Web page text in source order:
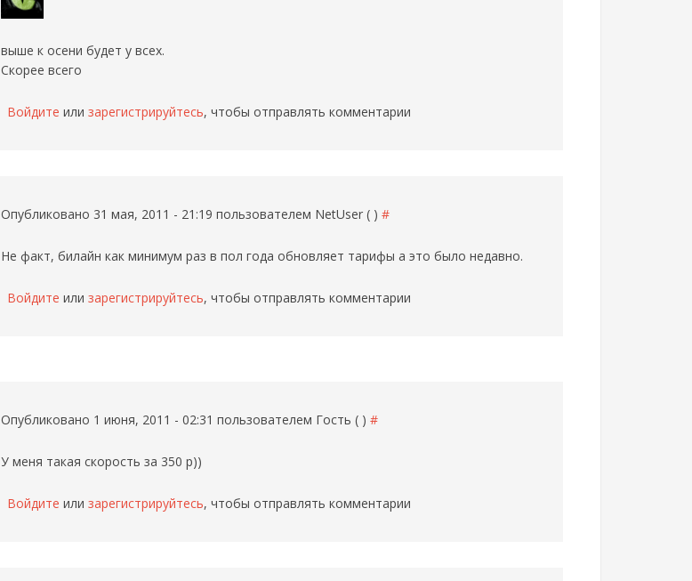
выше к осени будет у всех.
Скорее всего
Войдите или зарегистрируйтесь, чтобы отправлять комментарии
Опубликовано 31 мая, 2011 - 21:19 пользователем NetUser ( ) #
Не факт, билайн как минимум раз в пол года обновляет тарифы а это было недавно.
Войдите или зарегистрируйтесь, чтобы отправлять комментарии
Опубликовано 1 июня, 2011 - 02:31 пользователем Гость ( ) #
У меня такая скорость за 350 р))
Войдите или зарегистрируйтесь, чтобы отправлять комментарии